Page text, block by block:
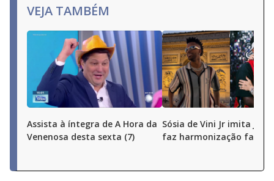
VEJA TAMBÉM
Assista à íntegra de A Hora da
Venenosa desta sexta (7)
Sósia de Vini Jr imita
faz harmonização facial